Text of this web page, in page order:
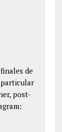
de
particular
post-